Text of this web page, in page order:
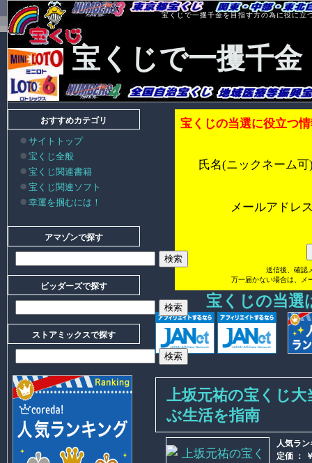
宝くじで一攫千金を目指す方の為に役に立
宝くじで一攫千金
宝くじの当選に役立つ
氏名(ニックネーム可
メールアドレ
送信後、確認
万一届かない場合は、メ
宝くじの当選
上坂元祐の宝くじ
ぶ生活を指南
人気ラン
定価 ：
おすすめカテゴリ
サイトトップ
宝くじ全般
宝くじ関連書籍
宝くじ関連ソフト
幸運を掴むには！
アマゾンで探す
ビッダーズで探す
ストアミックスで探す